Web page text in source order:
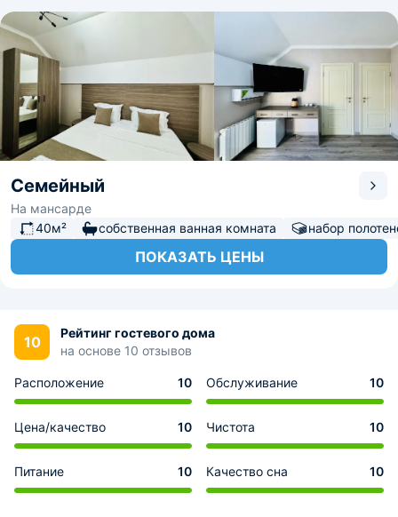
Семейный
На мансарде
40м²
собственная ванная комната набор
ПОКАЗАТЬ ЦЕНЫ
10
Рейтинг гостевого дома
на основе 10 отзывов
Расположение 10 Обслуживание 10
Цена/качество 10 Чистота 10
Питание 10 Качество сна 10